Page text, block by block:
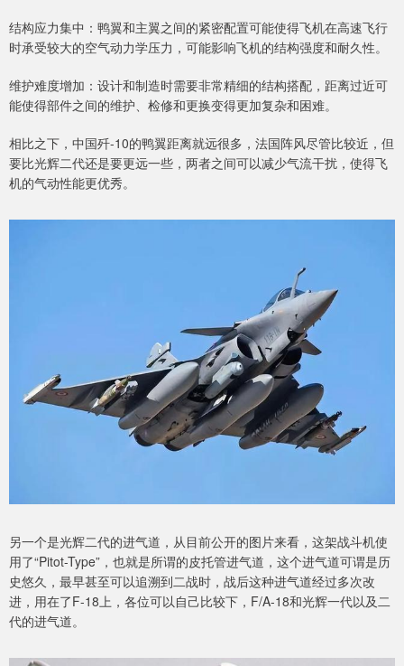
结构应力集中：鸭翼和主翼之间的紧密配置可能使得飞机在高速飞行
时承受较大的空气动力学压力，可能影响飞机的结构强度和耐久性。
维护难度增加：设计和制造时需要非常精细的结构搭配，距离过近可
能使得部件之间的维护、检修和更换变得更加复杂和困难。
相比之下，中国歼-10的鸭翼距离就远很多，法国阵风尽管比较近，但
要比光辉二代还是要更远一些，两者之间可以减少气流干扰，使得飞
机的气动性能更优秀。
另一个是光辉二代的进气道，从目前公开的图片来看，这架战斗机使
用了“Pitot-Type”，也就是所谓的皮托管进气道，这个进气道可谓是历
史悠久，最早甚至可以追溯到二战时，战后这种进气道经过多次改
进，用在了F-18上，各位可以自己比较下，F/A-18和光辉一代以及二
代的进气道。